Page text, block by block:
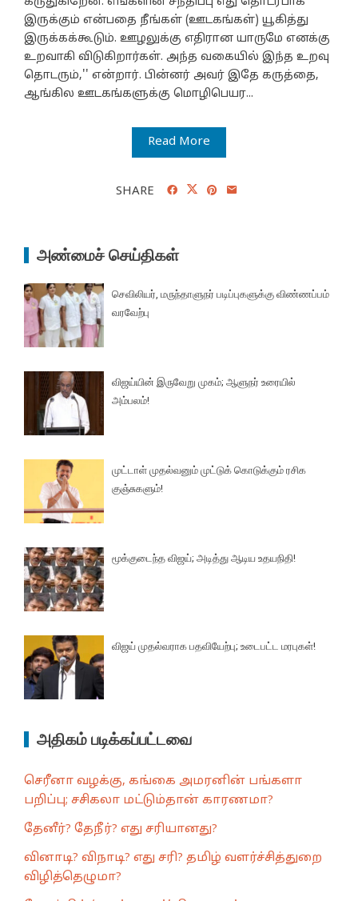
இருக்கும் என்பதை நீங்கள் (ஊடகங்கள்) யூகித்து
இருக்கக்கூடும். ஊழலுக்கு எதிரான யாருமே எனக்கு
உறவாகி விடுகிறார்கள். அந்த வகையில் இந்த உறவு
தொடரும்,'' என்றார். பின்னர் அவர் இதே கருத்தை,
ஆங்கில ஊடகங்களுக்கு மொழிபெயர...
Read More
SHARE
அண்மைச் செய்திகள்
செவிலியர், மருந்தாளுநர் படிப்புகளுக்கு விண்ணப்பம்
வரவேற்பு
விஜய்யின் இருவேறு முகம்; ஆளுநர் உரையில்
அம்பலம்!
முட்டாள் முதல்வனும் முட்டுக் கொடுக்கும் ரசிக
குஞ்சுகளும்!
மூக்குடைந்த விஜய்; அடித்து ஆடிய உதயநிதி!
விஜய் முதல்வராக பதவியேற்பு; உடைபட்ட மரபுகள்!
அதிகம் படிக்கப்பட்டவை
செரீனா வழக்கு, கங்கை அமரனின் பங்களா
பறிப்பு; சசிகலா மட்டும்தான் காரணமா?
தேனீர்? தேநீர்? எது சரியானது?
வினாடி? விநாடி? எது சரி? தமிழ் வளர்ச்சித்துறை
விழித்தெழுமா?